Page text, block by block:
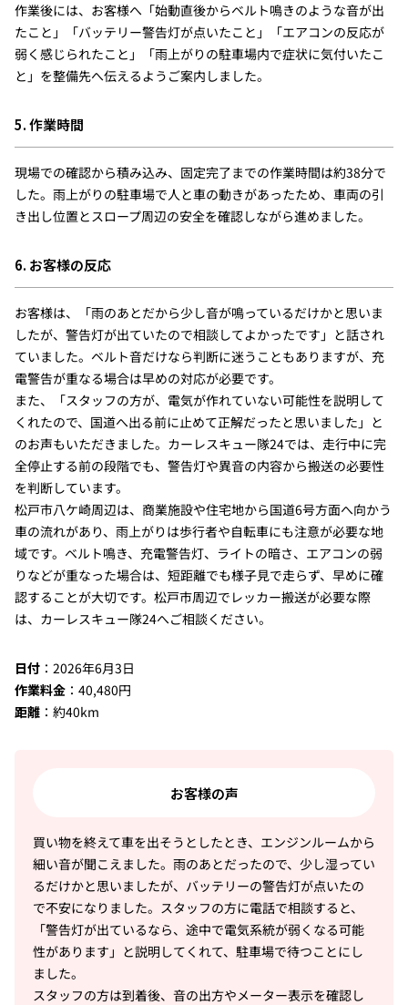
作業後には、お客様へ「始動直後からベルト鳴きのような音が出
たこと」「バッテリー警告灯が点いたこと」「エアコンの反応が
弱く感じられたこと」「雨上がりの駐車場内で症状に気付いたこ
と」を整備先へ伝えるようご案内しました。
5. 作業時間
現場での確認から積み込み、固定完了までの作業時間は約38分で
した。雨上がりの駐車場で人と車の動きがあったため、車両の引
き出し位置とスロープ周辺の安全を確認しながら進めました。
6. お客様の反応
お客様は、「雨のあとだから少し音が鳴っているだけかと思いま
したが、警告灯が出ていたので相談してよかったです」と話され
ていました。ベルト音だけなら判断に迷うこともありますが、充
電警告が重なる場合は早めの対応が必要です。
また、「スタッフの方が、電気が作れていない可能性を説明して
くれたので、国道へ出る前に止めて正解だったと思いました」と
のお声もいただきました。カーレスキュー隊24では、走行中に完
全停止する前の段階でも、警告灯や異音の内容から搬送の必要性
を判断しています。
松戸市八ケ崎周辺は、商業施設や住宅地から国道6号方面へ向かう
車の流れがあり、雨上がりは歩行者や自転車にも注意が必要な地
域です。ベルト鳴き、充電警告灯、ライトの暗さ、エアコンの弱
りなどが重なった場合は、短距離でも様子見で走らず、早めに確
認することが大切です。松戸市周辺でレッカー搬送が必要な際
は、カーレスキュー隊24へご相談ください。
日付：2026年6月3日
作業料金：40,480円
距離：約40km
お客様の声
買い物を終えて車を出そうとしたとき、エンジンルームから
細い音が聞こえました。雨のあとだったので、少し湿ってい
るだけかと思いましたが、バッテリーの警告灯が点いたの
で不安になりました。スタッフの方に電話で相談すると、
「警告灯が出ているなら、途中で電気系統が弱くなる可能
性があります」と説明してくれて、駐車場で待つことにし
ました。
スタッフの方は到着後、音の出方やメーター表示を確認し